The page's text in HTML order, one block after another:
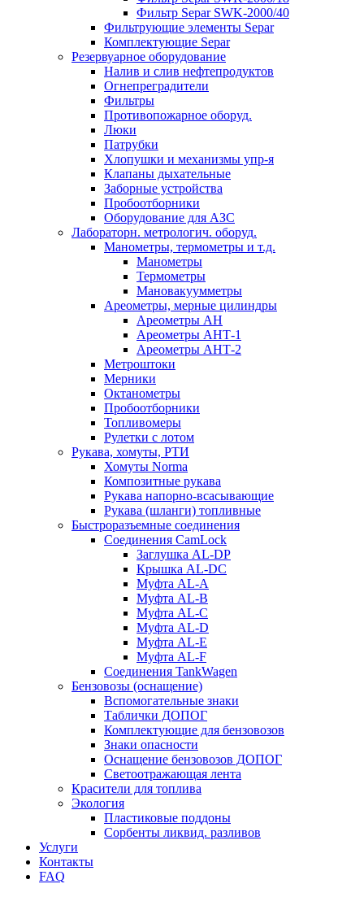
Фильтр Separ SWK-2000/40
Фильтрующие элементы Separ
Комплектующие Separ
Резервуарное оборудование
Налив и слив нефтепродуктов
Огнепреградители
Фильтры
Противопожарное оборуд.
Люки
Патрубки
Хлопушки и механизмы упр-я
Клапаны дыхательные
Заборные устройства
Пробоотборники
Оборудование для АЗС
Лабораторн. метрологич. оборуд.
Манометры, термометры и т.д.
Манометры
Термометры
Мановакуумметры
Ареометры, мерные цилиндры
Ареометры АН
Ареометры АНТ-1
Ареометры АНТ-2
Метроштоки
Мерники
Октанометры
Пробоотборники
Топливомеры
Рулетки с лотом
Рукава, хомуты, РТИ
Хомуты Norma
Композитные рукава
Рукава напорно-всасывающие
Рукава (шланги) топливные
Быстроразъемные соединения
Соединения CamLock
Заглушка AL-DP
Крышка AL-DC
Муфта AL-A
Муфта AL-B
Муфта AL-C
Муфта AL-D
Муфта AL-E
Муфта AL-F
Соединения TankWagen
Бензовозы (оснащение)
Вспомогательные знаки
Таблички ДОПОГ
Комплектующие для бензовозов
Знаки опасности
Оснащение бензовозов ДОПОГ
Светоотражающая лента
Красители для топлива
Экология
Пластиковые поддоны
Сорбенты ликвид. разливов
Услуги
Контакты
FAQ